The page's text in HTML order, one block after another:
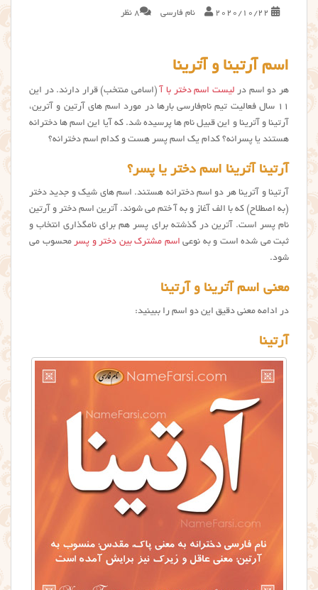
2020/10/22 نام فارسی 8 نظر
اسم آرتینا و آترینا
هر دو اسم در لیست اسم دختر با آ(اسامی منتخب) قرار دارند. در این
۱۱ سال فعالیت تیم نام‌فارسی بارها در مورد اسم های آرتین و آترین،
آرتینا و آترینا و این قبیل نام ها پرسیده شد. که آیا این اسم ها دخترانه
هستند یا پسرانه؟ کدام یک اسم پسر هست و کدام اسم دخترانه؟
آرتینا آترینا اسم دختر یا پسر؟
آرتینا و آترینا هر دو اسم دخترانه هستند. اسم های شیک و جدید دختر
(به اصطلاح) که با الف آغاز و به آ ختم می شوند. آترین اسم دختر و آرتین
نام پسر است. آترین در گذشته برای پسر هم برای نامگذاری انتخاب و
ثبت می شده است و به نوعی اسم مشترک بین دختر و پسر محسوب می
شود.
معنی اسم آترینا و آرتینا
در ادامه معنی دقیق این دو اسم را ببینید:
آرتینا